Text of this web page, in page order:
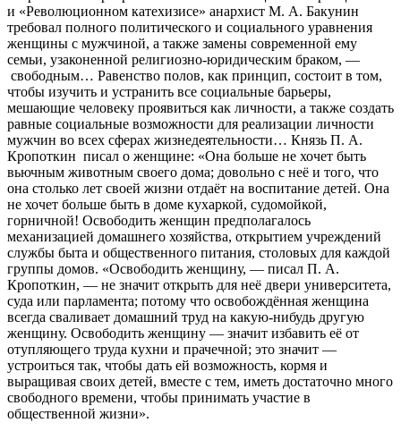
и «Революционном катехизисе» анархист М. А. Бакунин
требовал полного политического и социального уравнения
женщины с мужчиной, а также замены современной ему
семьи, узаконенной религиозно-юридическим браком, —
свободным… Равенство полов, как принцип, состоит в том,
чтобы изучить и устранить все социальные барьеры,
мешающие человеку проявиться как личности, а также создать
равные социальные возможности для реализации личности
мужчин во всех сферах жизнедеятельности… Князь П. А.
Кропоткин писал о женщине: «Она больше не хочет быть
вьючным животным своего дома; довольно с неё и того, что
она столько лет своей жизни отдаёт на воспитание детей. Она
не хочет больше быть в доме кухаркой, судомойкой,
горничной! Освободить женщин предполагалось
механизацией домашнего хозяйства, открытием учреждений
службы быта и общественного питания, столовых для каждой
группы домов. «Освободить женщину, — писал П. А.
Кропоткин, — не значит открыть для неё двери университета,
суда или парламента; потому что освобождённая женщина
всегда сваливает домашний труд на какую-нибудь другую
женщину. Освободить женщину — значит избавить её от
отупляющего труда кухни и прачечной; это значит —
устроиться так, чтобы дать ей возможность, кормя и
выращивая своих детей, вместе с тем, иметь достаточно много
свободного времени, чтобы принимать участие в
общественной жизни».